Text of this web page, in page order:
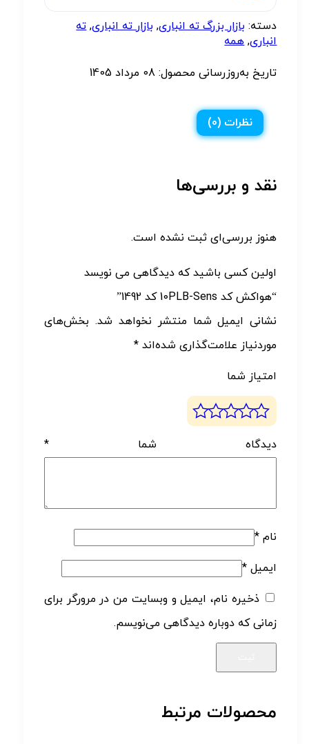
دسته: بازار بزرگ ته انباری, بازار ته انباری,ته
انباری,همه
تاریخ به‌روزرسانی محصول: 08 مرداد 1405
نظرات (0)
نقد و بررسی‌ها
هنوز بررسی‌ای ثبت نشده است.
اولین کسی باشید که دیدگاهی می نویسد
“هواکش کد 10PLB-Sens کد 1492”
نشانی ایمیل شما منتشر نخواهد شد. بخش‌های
موردنیاز علامت‌گذاری شده‌اند *
امتیاز شما
دیدگاه شما*
نام *
ایمیل *
ذخیره نام، ایمیل و وبسایت من در مرورگر برای
زمانی که دوباره دیدگاهی می‌نویسم.
محصولات مرتبط